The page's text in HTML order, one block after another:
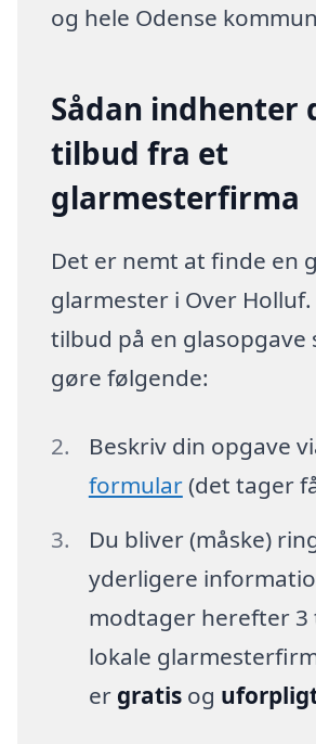
og hele Odense
Sådan indhenter
tilbud fra et
glarmesterfirma
Det er nemt at finde en
glarmester i Over
tilbud på en glasopgave
gøre følgende:
Beskriv din opgave
formular(det tager
Du bliver (måske)
yderligere
modtager herefter 3
lokale
er gratisog